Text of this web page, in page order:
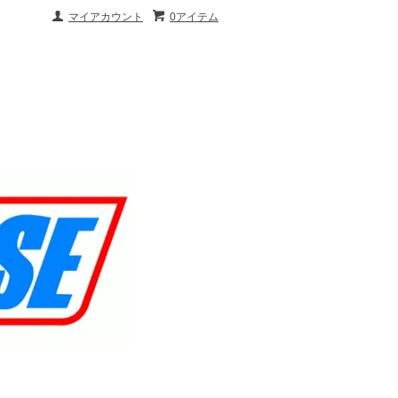
0アイテム
マイアカウント